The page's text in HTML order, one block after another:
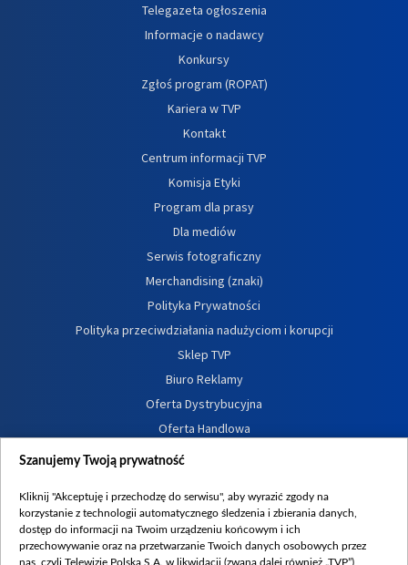
Telegazeta ogłoszenia
Informacje o nadawcy
Konkursy
Zgłoś program (ROPAT)
Kariera w TVP
Kontakt
Centrum informacji TVP
Komisja Etyki
Program dla prasy
Dla mediów
Serwis fotograficzny
Merchandising (znaki)
Polityka Prywatności
Polityka przeciwdziałania nadużyciom i korupcji
Sklep TVP
Biuro Reklamy
Oferta Dystrybucyjna
Oferta Handlowa
Dostępność
Procedura zgłoszeń wewnętrznych
Szanujemy Twoją prywatność
Kliknij "Akceptuję i przechodzę do serwisu", aby wyrazić zgody na
korzystanie z technologii automatycznego śledzenia i zbierania danych,
dostęp do informacji na Twoim urządzeniu końcowym i ich
przechowywanie oraz na przetwarzanie Twoich danych osobowych przez
nas, czyli Telewizję Polską S.A. w likwidacji (zwaną dalej również „TVP”),